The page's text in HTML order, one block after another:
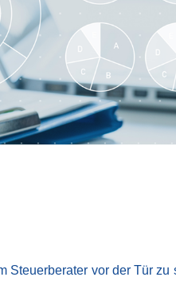
Steuerberater vor der Tür zu